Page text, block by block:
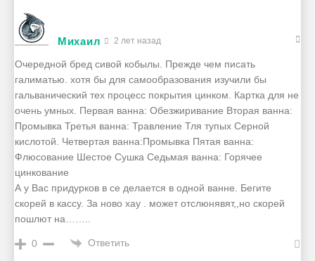
Михаил 2 лет назад
Очередной бред сивой кобылы. Прежде чем писать
галиматью. хотя бы для самообразования изучили бы
гальванический тех процесс покрытия цинком. Картка для не
очень умных. Первая ванна: Обезжиривание Вторая ванна:
Промывка Третья ванна: Травление Тля тупых Серной
кислотой.
Четвертая ванна:Промывка Пятая ванна:
Флюсование Шестое Сушка Седьмая ванна: Горячее
цинкование
А у Вас придурков в се делается в одной ванне. Бегите
скорей в кассу. За ново хау . может отслюнявят,,но скорей
пошлют на……..
0 Ответить